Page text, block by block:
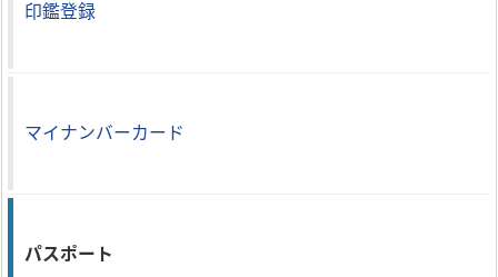
印鑑登録
マイナンバーカード
パスポート